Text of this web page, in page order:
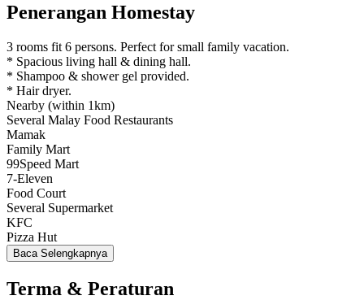
Penerangan Homestay
3 rooms fit 6 persons. Perfect for small family vacation.
* Spacious living hall & dining hall.
* Shampoo & shower gel provided.
* Hair dryer.
Nearby (within 1km)
Several Malay Food Restaurants
Mamak
Family Mart
99Speed Mart
7-Eleven
Food Court
Several Supermarket
KFC
Pizza Hut
Baca Selengkapnya
Terma & Peraturan